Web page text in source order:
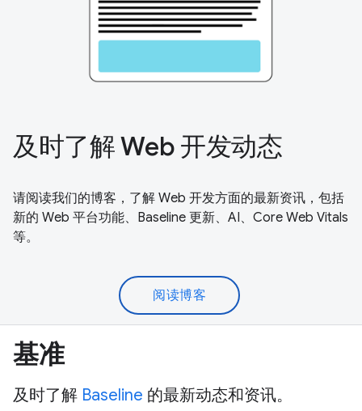
及时了解 Web 开发动态
请阅读我们的博客，了解 Web 开发方面的最新资讯，包括
新的 Web 平台功能、Baseline 更新、AI、Core Web Vitals
等。
阅读博客
基准
及时了解 Baseline 的最新动态和资讯。